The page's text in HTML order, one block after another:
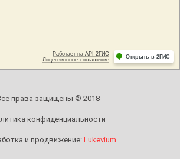
права защищены © 2018
конфиденциальности
и продвижение: Lukevium